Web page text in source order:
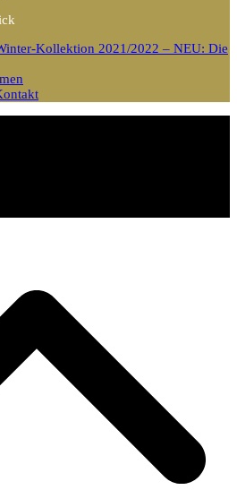
Kollektion 2021/2022 – NEU: Die